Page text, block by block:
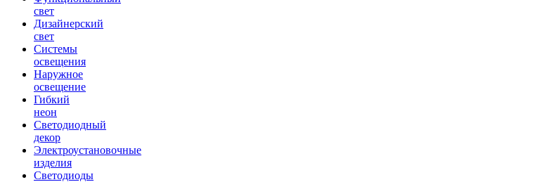
свет
Дизайнерский
свет
Системы
освещения
Наружное
освещение
Гибкий
неон
Светодиодный
декор
Электроустановочные
изделия
Светодиоды